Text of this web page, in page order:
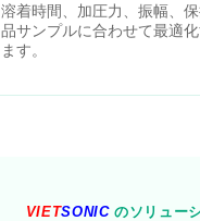
溶着時間、加圧力、振幅、
品サンプルに合わせて最適
ます。
VIETSONICのソリュー